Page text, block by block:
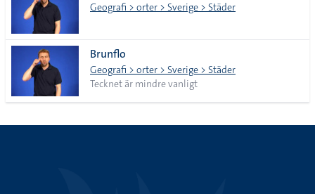
lista
Geografi > orter > Sverige > Städer
Brunflo
Geografi > orter > Sverige > Städer
Tecknet är mindre vanligt